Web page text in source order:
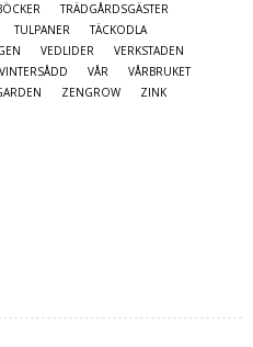
TRÄDGÅRDSGÄSTER
TULPANER
TÄCKODLA
VEDLIDER
VERKSTADEN
VINTERSÅDD VÅR
VÅRBRUKET
ZENGROW
ZINK